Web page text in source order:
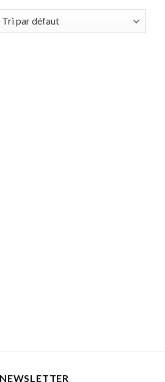
NEWSLETTER